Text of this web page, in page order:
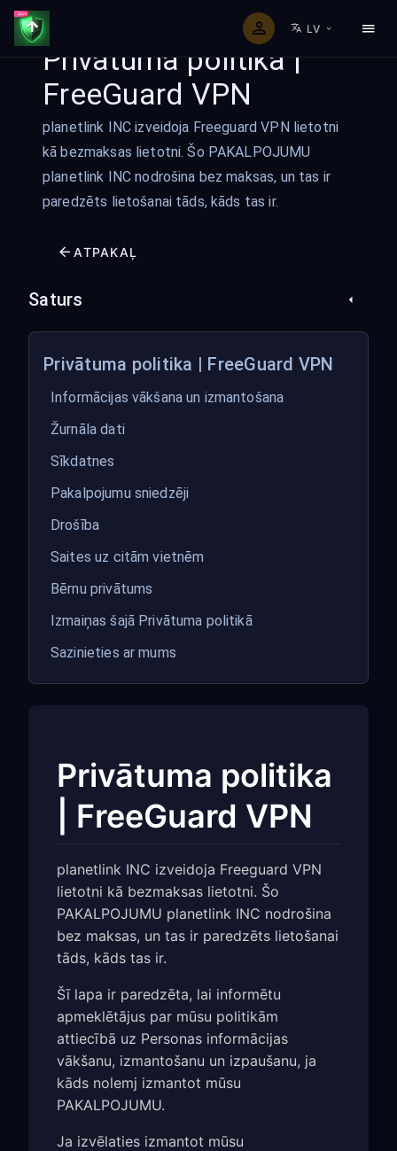
LV
Privātuma politika |
FreeGuard VPN
planetlink INC izveidoja Freeguard VPN lietotni
kā bezmaksas lietotni. Šo PAKALPOJUMU
planetlink INC nodrošina bez maksas, un tas ir
paredzēts lietošanai tāds, kāds tas ir.
ATPAKAĻ
Saturs
Privātuma politika | FreeGuard VPN
Informācijas vākšana un izmantošana
Žurnāla dati
Sīkdatnes
Pakalpojumu sniedzēji
Drošība
Saites uz citām vietnēm
Bērnu privātums
Izmaiņas šajā Privātuma politikā
Sazinieties ar mums
Privātuma politika
| FreeGuard VPN
planetlink INC izveidoja Freeguard VPN
lietotni kā bezmaksas lietotni. Šo
PAKALPOJUMU planetlink INC nodrošina
bez maksas, un tas ir paredzēts lietošanai
tāds, kāds tas ir.
Šī lapa ir paredzēta, lai informētu
apmeklētājus par mūsu politikām
attiecībā uz Personas informācijas
vākšanu, izmantošanu un izpaušanu, ja
kāds nolemj izmantot mūsu
PAKALPOJUMU.
Ja izvēlaties izmantot mūsu